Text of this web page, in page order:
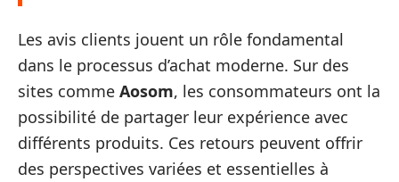
Les avis clients jouent un rôle fondamental
dans le processus d’achat moderne. Sur des
sites comme Aosom, les consommateurs ont la
possibilité de partager leur expérience avec
différents produits. Ces retours peuvent offrir
des perspectives variées et essentielles à